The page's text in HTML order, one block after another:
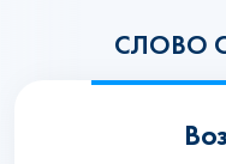
СЛОВО